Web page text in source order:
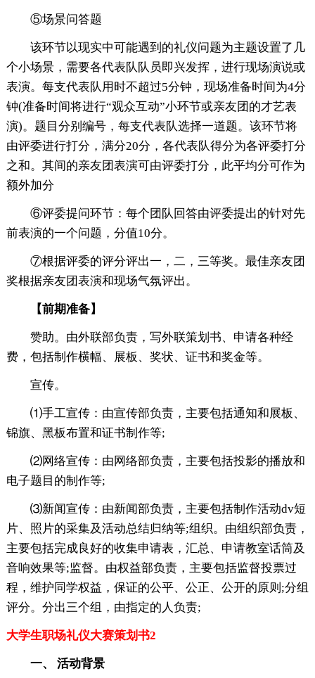
⑤场景问答题
该环节以现实中可能遇到的礼仪问题为主题设置了几
个小场景，需要各代表队队员即兴发挥，进行现场演说或
表演。每支代表队用时不超过5分钟，现场准备时间为4分
钟(准备时间将进行“观众互动”小环节或亲友团的才艺表
演)。题目分别编号，每支代表队选择一道题。该环节将
由评委进行打分，满分20分，各代表队得分为各评委打分
之和。其间的亲友团表演可由评委打分，此平均分可作为
额外加分
⑥评委提问环节：每个团队回答由评委提出的针对先
前表演的一个问题，分值10分。
⑦根据评委的评分评出一，二，三等奖。最佳亲友团
奖根据亲友团表演和现场气氛评出。
【前期准备】
赞助。由外联部负责，写外联策划书、申请各种经
费，包括制作横幅、展板、奖状、证书和奖金等。
宣传。
⑴手工宣传：由宣传部负责，主要包括通知和展板、
锦旗、黑板布置和证书制作等;
⑵网络宣传：由网络部负责，主要包括投影的播放和
电子题目的制作等;
⑶新闻宣传：由新闻部负责，主要包括制作活动dv短
片、照片的采集及活动总结归纳等;组织。由组织部负责，
主要包括完成良好的收集申请表，汇总、申请教室话筒及
音响效果等;监督。由权益部负责，主要包括监督投票过
程，维护同学权益，保证的公平、公正、公开的原则;分组
评分。分出三个组，由指定的人负责;
大学生职场礼仪大赛策划书2
一、 活动背景